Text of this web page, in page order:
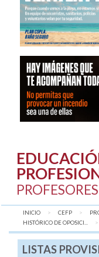
PROFESORES
INICIO CEFP
HISTÓRICO DE OPOSICI...
LISTAS